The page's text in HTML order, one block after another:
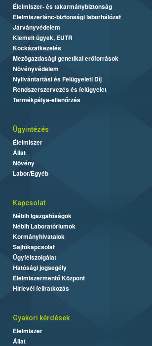
Élelmiszer- és takarmánybiztonság
Élelmiszerlánc-biztonsági laborhálózat
Járványvédelem
Kiemelt ügyek, EUTR
Kockázatkezelés
Mezőgazdasági genetikai erőforrások
Növényvédelem
Nyilvántartási és Felügyeleti Díj
Rendszerszervezés és felügyelet
Termékpálya-ellenőrzés
Ügyintézés
Élelmiszer
Állat
Növény
Labor/Egyéb
Kapcsolat
Nébih Igazgatóságok
Nébih Laboratóriumok
Kormányhivatalok
Sajtókapcsolat
Ügyfélszolgálat
Hatósági jogsegély
Élelmiszermentő Központ
Hírlevél feliratkozás
Gyakori kérdések
Élelmiszer
Állat